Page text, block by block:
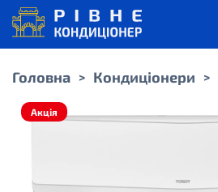
Головна > Кондиціонери >
Акція